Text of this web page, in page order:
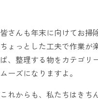
皆さんも年末に向けてお掃
ちょっとした工夫で作業が
ば、整理する物をカテゴリ
ムーズになりますよ。
これからも、私たちはきち